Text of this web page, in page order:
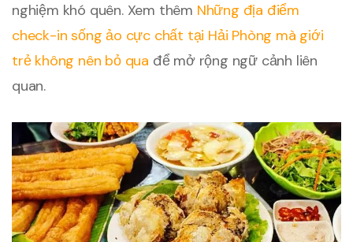
nghiệm khó quên. Xem thêm Những địa điểm
check-in sống ảo cực chất tại Hải Phòng mà giới
trẻ không nên bỏ qua để mở rộng ngữ cảnh liên
quan.